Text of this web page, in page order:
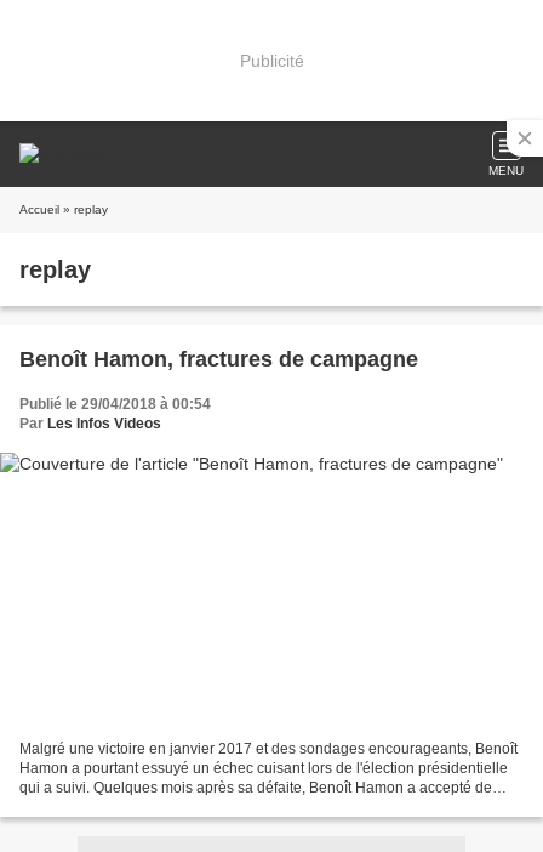
Publicité
MENU
Accueil » replay
replay
Benoît Hamon, fractures de campagne
Publié le 29/04/2018 à 00:54
Par Les Infos Videos
Malgré une victoire en janvier 2017 et des sondages encourageants, Benoît
Hamon a pourtant essuyé un échec cuisant lors de l'élection présidentielle
qui a suivi. Quelques mois après sa défaite, Benoît Hamon a accepté de